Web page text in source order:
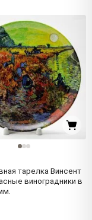
тарелка Винсент
виноградники в